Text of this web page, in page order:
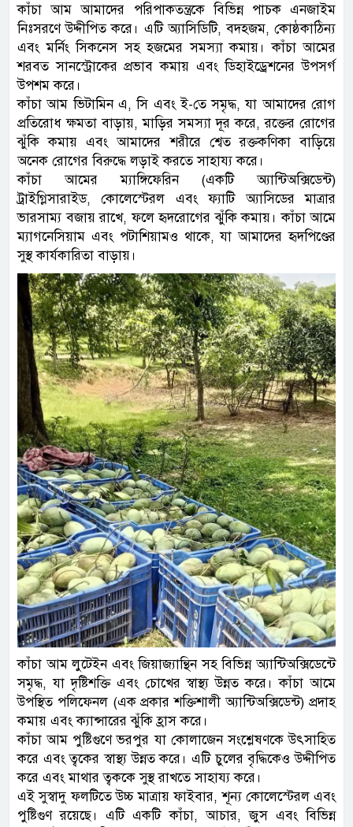
কাঁচা আম আমাদের পরিপাকতন্ত্রকে বিভিন্ন পাচক এনজাইম
নিঃসরণে উদ্দীপিত করে। এটি অ্যাসিডিটি, বদহজম, কোষ্ঠকাঠিন্য
এবং মর্নিং সিকনেস সহ হজমের সমস্যা কমায়। কাঁচা আমের
শরবত সানস্ট্রোকের প্রভাব কমায় এবং ডিহাইড্রেশনের উপসর্গ
উপশম করে।
কাঁচা আম ভিটামিন এ, সি এবং ই-তে সমৃদ্ধ, যা আমাদের রোগ
প্রতিরোধ ক্ষমতা বাড়ায়, মাড়ির সমস্যা দূর করে, রক্তের রোগের
ঝুঁকি কমায় এবং আমাদের শরীরে শ্বেত রক্তকণিকা বাড়িয়ে
অনেক রোগের বিরুদ্ধে লড়াই করতে সাহায্য করে।
কাঁচা আমের ম্যাঙ্গিফেরিন (একটি অ্যান্টিঅক্সিডেন্ট)
ট্রাইগ্লিসারাইড, কোলেস্টেরল এবং ফ্যাটি অ্যাসিডের মাত্রার
ভারসাম্য বজায় রাখে, ফলে হৃদরোগের ঝুঁকি কমায়। কাঁচা আমে
ম্যাগনেসিয়াম এবং পটাশিয়ামও থাকে, যা আমাদের হৃদপিণ্ডের
সুস্থ কার্যকারিতা বাড়ায়।
কাঁচা আম লুটেইন এবং জিয়াজ্যান্থিন সহ বিভিন্ন অ্যান্টিঅক্সিডেন্টে
সমৃদ্ধ, যা দৃষ্টিশক্তি এবং চোখের স্বাস্থ্য উন্নত করে। কাঁচা আমে
উপস্থিত পলিফেনল (এক প্রকার শক্তিশালী অ্যান্টিঅক্সিডেন্ট) প্রদাহ
কমায় এবং ক্যান্সারের ঝুঁকি হ্রাস করে।
কাঁচা আম পুষ্টিগুণে ভরপুর যা কোলাজেন সংশ্লেষণকে উৎসাহিত
করে এবং ত্বকের স্বাস্থ্য উন্নত করে। এটি চুলের বৃদ্ধিকেও উদ্দীপিত
করে এবং মাথার ত্বককে সুস্থ রাখতে সাহায্য করে।
এই সুস্বাদু ফলটিতে উচ্চ মাত্রায় ফাইবার, শূন্য কোলেস্টেরল এবং
পুষ্টিগুণ রয়েছে। এটি একটি কাঁচা, আচার, জুস এবং বিভিন্ন